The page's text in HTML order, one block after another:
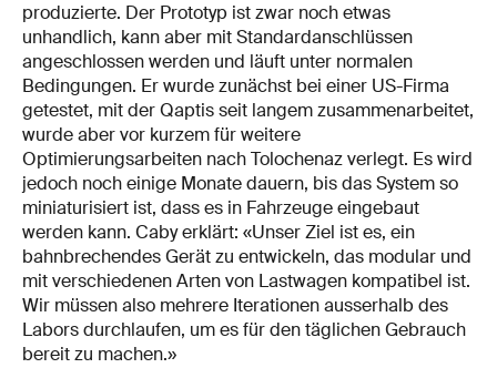
produzierte. Der Prototyp ist zwar noch etwas
unhandlich, kann aber mit Standardanschlüssen
angeschlossen werden und läuft unter normalen
Bedingungen. Er wurde zunächst bei einer US-Firma
getestet, mit der Qaptis seit langem zusammenarbeitet,
wurde aber vor kurzem für weitere
Optimierungsarbeiten nach Tolochenaz verlegt. Es wird
jedoch noch einige Monate dauern, bis das System so
miniaturisiert ist, dass es in Fahrzeuge eingebaut
werden kann. Caby erklärt: «Unser Ziel ist es, ein
bahnbrechendes Gerät zu entwickeln, das modular und
mit verschiedenen Arten von Lastwagen kompatibel ist.
Wir müssen also mehrere Iterationen ausserhalb des
Labors durchlaufen, um es für den täglichen Gebrauch
bereit zu machen.»